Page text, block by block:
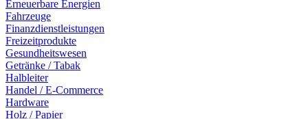
Erneuerbare Energien
Fahrzeuge
Finanzdienstleistungen
Freizeitprodukte
Gesundheitswesen
Getränke / Tabak
Halbleiter
Handel / E-Commerce
Hardware
Holz / Papier